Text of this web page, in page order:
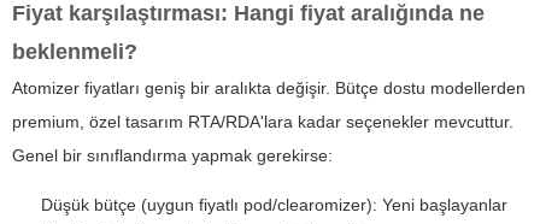
Fiyat karşılaştırması: Hangi fiyat aralığında ne
beklenmeli?
Atomizer fiyatları geniş bir aralıkta değişir. Bütçe dostu modellerden
premium, özel tasarım RTA/RDA'lara kadar seçenekler mevcuttur.
Genel bir sınıflandırma yapmak gerekirse:
Düşük bütçe (uygun fiyatlı pod/clearomizer): Yeni başlayanlar